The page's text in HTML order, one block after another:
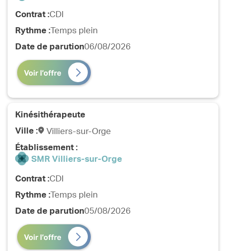
Contrat :CDI
Rythme :Temps plein
Date de parution06/08/2026
Kinésithérapeute
Ville :
Villiers-sur-Orge
Établissement :
SMR Villiers-sur-Orge
Contrat :CDI
Rythme :Temps plein
Date de parution05/08/2026